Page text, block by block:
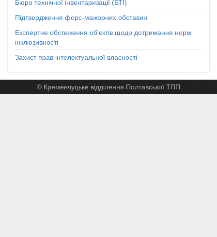
Бюро технічної інвентаризації (БТІ)
Підтвердження форс-мажорних обставин
Експертне обстеження об'єктів щодо дотримання норм
інклюзивності
Захист прав інтелектуальної власності
© Кременчуцьке відділення Полтавської ТПП